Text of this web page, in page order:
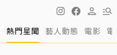
熱門星聞 藝人動態 電影